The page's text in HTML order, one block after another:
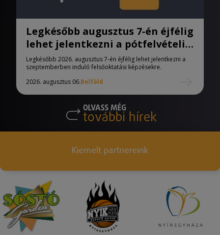
Legkésőbb augusztus 7-én éjfélig
lehet jelentkezni a pótfelvételi
eljárásban
Legkésőbb 2026. augusztus 7-én éjfélig lehet jelentkezni a
szeptemberben induló felsőoktatási képzésekre.
2026. augusztus 06.Belföld
OLVASS MÉG
további hírek
Kiemelt partnereink